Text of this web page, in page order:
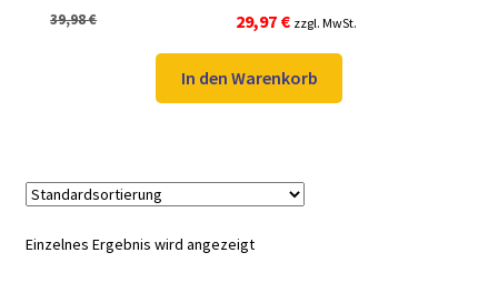
39,98€
Ursprünglicher
Preis
war:
39,98 €
29,97 €Aktueller
Preis
ist:
29,97 €.
zzgl. MwSt.
In den Warenkorb
Einzelnes Ergebnis wird angezeigt